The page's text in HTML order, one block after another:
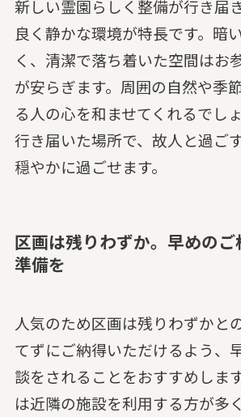
新しい霊園らしく整備が行き届
良く静かな環境が特長です。暗
く、清潔で落ち着いた空間はお
が安らぎます。周囲の自然や季
る人の心を和ませてくれるでし
行き届いた場所で、故人と過ご
穏やかに過ごせます。
区画は残りわずか。早めの
準備を
人気のため区画は残りわずかと
てずにご納得いただけるよう、
談をされることをおすすめしま
は近隣の施設を利用する方が多